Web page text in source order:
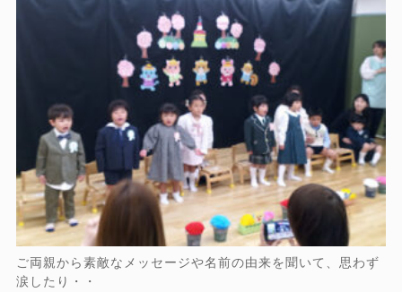
ご両親から素敵なメッセージや名前の由来を聞いて、思わず
涙したり・・